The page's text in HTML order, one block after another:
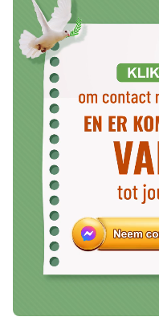
(Prediker 7:19)
Wie het gebod in acht
kwaad. Het hart van
(Prediker 8:5)
Wijsheid is beter dan
bederft veel goeds.
(Prediker 9:18)
Als het ijzer bot wordt
dan moet hij meer
om te slagen is wijsheid.